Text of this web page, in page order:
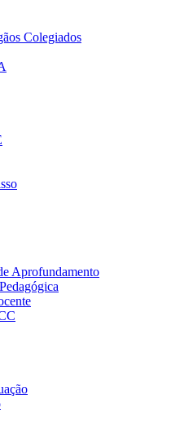
Colegiados
Aprofundamento